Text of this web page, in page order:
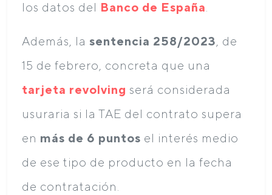
los datos del Banco de España
Además, la sentencia 258/2023 , de
15 de febrero, concreta que una
tarjeta revolving será considerada
usuraria si la TAE del contrato supera
en más de 6 puntos el interés medio
de ese tipo de producto en la fecha
de contratación.